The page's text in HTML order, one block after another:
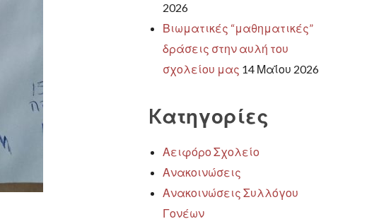
2026
Βιωματικές “μαθηματικές”
δράσεις στην αυλή του
σχολείου μας 14 Μαΐου 2026
Kατηγορίες
Αειφόρο Σχολείο
Ανακοινώσεις
Ανακοινώσεις Συλλόγου
Γονέων